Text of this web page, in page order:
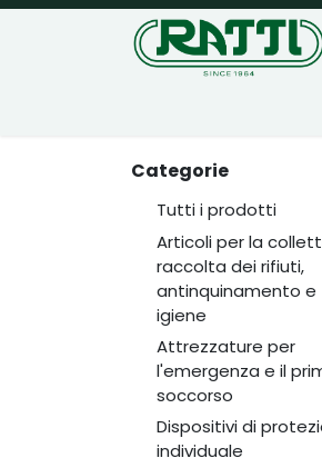
Categorie
Tutti i prodotti
Articoli per la
raccolta dei rifiuti,
antinquinamento e
igiene
Attrezzature per
l'emergenza e il
soccorso
Dispositivi di
individuale